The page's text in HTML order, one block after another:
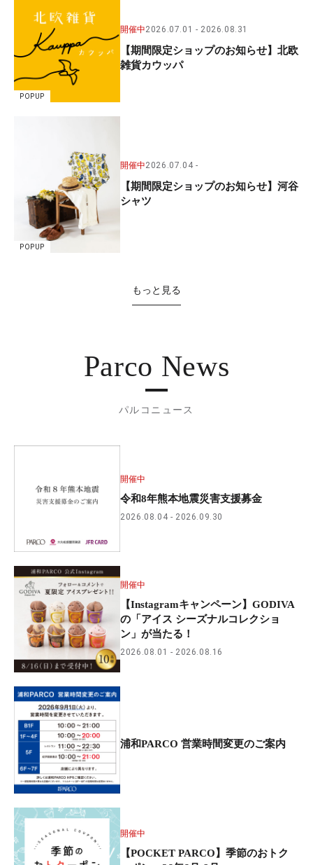
POPUP
開催中2026.07.01 2026.08.31
【期間限定ショップのお知らせ】北欧
雑貨カウッパ
POPUP
開催中2026.07.04
【期間限定ショップのお知らせ】河谷
シャツ
もっと見る
Parco News
パルコニュース
開催中
令和8年熊本地震災害支援募金
2026.08.04 2026.09.30
開催中
【Instagramキャンペーン】GODIVA
の「アイス シーズナルコレクショ
ン」が当たる！
2026.08.01 2026.08.16
浦和PARCO 営業時間変更のご案内
開催中
【POCKET PARCO】季節のおトク